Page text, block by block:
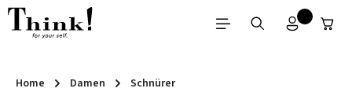
Zum Hauptinhalt springen
Home Damen Schnürer